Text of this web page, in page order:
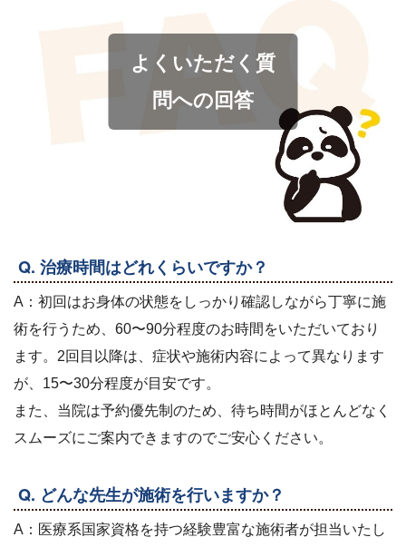
よくいただく質
問への回答
Q. 治療時間はどれくらいですか？
A：初回はお身体の状態をしっかり確認しながら丁寧に施
術を行うため、60〜90分程度のお時間をいただいており
ます。2回目以降は、症状や施術内容によって異なります
が、15〜30分程度が目安です。
また、当院は予約優先制のため、待ち時間がほとんどなく
スムーズにご案内できますのでご安心ください。
Q. どんな先生が施術を行いますか？
A：医療系国家資格を持つ経験豊富な施術者が担当いたし